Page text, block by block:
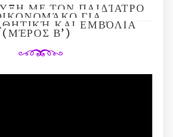
ΜΕ ΤΟΝ ΠΑΙΔΊΑΤΡΟ
ΓΙΑ
ΚΑΙ ΕΜΒΌΛΙΑ
(ΜΈΡΟΣ Β’)